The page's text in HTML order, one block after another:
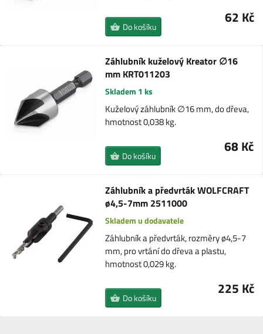
62 Kč
Do košíku
Záhlubník kuželový Kreator ∅16
mm KRT011203
Skladem 1 ks
Kuželový záhlubník ∅16 mm, do dřeva,
hmotnost 0,038 kg.
68 Kč
Do košíku
Záhlubník a předvrták WOLFCRAFT
ø4,5-7mm 2511000
Skladem u dodavatele
Záhlubník a předvrták, rozměry ø4,5-7
mm, pro vrtání do dřeva a plastu,
hmotnost 0,029 kg.
225 Kč
Do košíku